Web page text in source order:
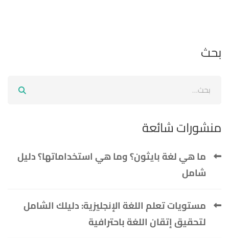
بحث
منشورات شائعة
ما هي لغة بايثون؟ وما هي استخداماتها؟ دليل
شامل
مستويات تعلم اللغة الإنجليزية: دليلك الشامل
لتحقيق إتقان اللغة باحترافية